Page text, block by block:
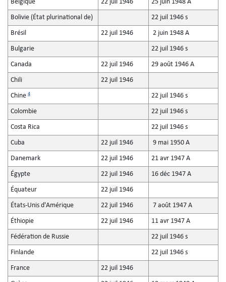
Belgique 22 juil 1946 25 juin 1948 A
Bolivie (État plurinational de) 22 juil 1946 s
Brésil 22 juil 1946 2 juin 1948 A
Bulgarie 22 juil 1946 s
Canada 22 juil 1946 29 août 1946 A
Chili 22 juil 1946
Chine 4 22 juil 1946 s
Colombie 22 juil 1946 s
Costa Rica 22 juil 1946 s
Cuba 22 juil 1946 9 mai 1950 A
Danemark 22 juil 1946 21 avr 1947 A
Égypte 22 juil 1946 16 déc 1947 A
Équateur 22 juil 1946
États-Unis d'Amérique 22 juil 1946 7 août 1947 A
Éthiopie 22 juil 1946 11 avr 1947 A
Fédération de Russie 22 juil 1946 s
Finlande 22 juil 1946 s
France 22 juil 1946